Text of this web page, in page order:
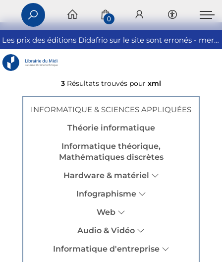
Les prix des éditions Didafrio sur le site sont erronés - merci de nous contacter
0
3 Résultats trouvés pour xml
INFORMATIQUE & SCIENCES APPLIQUÉES
Théorie informatique
Informatique théorique,
Mathématiques discrètes
Hardware & matériel
Infographisme
Web
Audio & Vidéo
Informatique d'entreprise